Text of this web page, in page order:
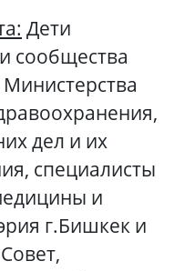
Дети
сообщества
дел и их
специалисты
и
г.Бишкек и